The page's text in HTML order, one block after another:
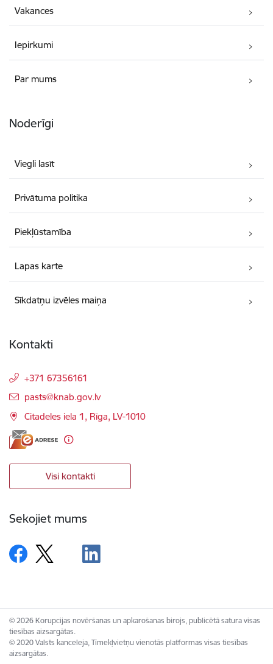
Vakances
Iepirkumi
Par mums
Noderīgi
Viegli lasīt
Privātuma politika
Piekļūstamība
Lapas karte
Sīkdatņu izvēles maiņa
Kontakti
+371 67356161
E-pasts:
pasts@knab.gov.lv
Citadeles iela 1, Rīga, LV-1010
Visi kontakti
Sekojiet mums
© 2026 Korupcijas novēršanas un apkarošanas birojs, publicētā satura visas
tiesības aizsargātas.
© 2020 Valsts kanceleja, Tīmekļvietņu vienotās platformas visas tiesības
aizsargātas.